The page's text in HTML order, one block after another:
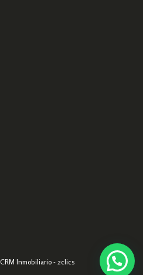
CRM Inmobiliario - 2clics